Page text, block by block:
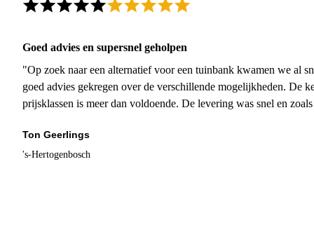
Goed advies en supersnel geholpen
"Op zoek naar een alternatief voor een tuinbank kwamen we al
goed advies gekregen over de verschillende mogelijkheden. De
prijsklassen is meer dan voldoende. De levering was snel en
Ton Geerlings
's-Hertogenbosch